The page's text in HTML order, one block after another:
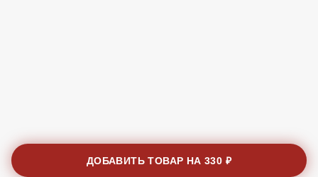
ДОБАВИТЬ ТОВАР НА330 ₽